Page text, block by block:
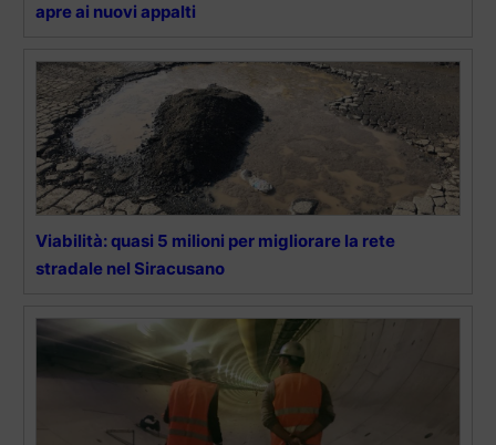
apre ai nuovi appalti
Viabilità: quasi 5 milioni per migliorare la rete
stradale nel Siracusano